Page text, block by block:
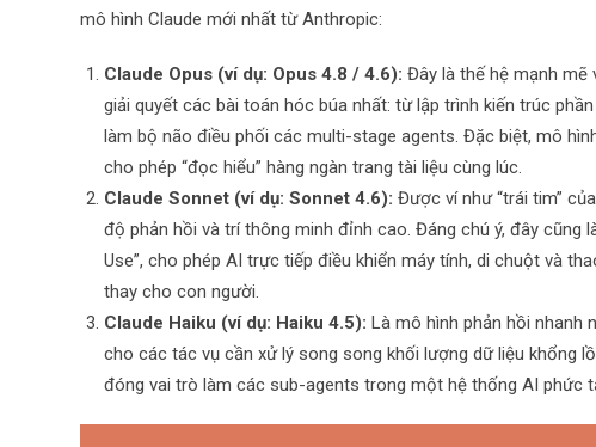
mô hình Claude mới nhất từ Anthropic:
Claude Opus (ví dụ: Opus 4.8 / 4.6): Đây là thế hệ mạnh mẽ
giải quyết các bài toán hóc búa nhất: từ lập trình kiến trúc
làm bộ não điều phối các multi-stage agents. Đặc biệt, mô
cho phép “đọc hiểu” hàng ngàn trang tài liệu cùng lúc.
Claude Sonnet (ví dụ: Sonnet 4.6): Được ví như “trái tim”
độ phản hồi và trí thông minh đỉnh cao. Đáng chú ý, đây
Use”, cho phép AI trực tiếp điều khiển máy tính, di chuột và
thay cho con người.
Claude Haiku (ví dụ: Haiku 4.5): Là mô hình phản hồi nhanh
cho các tác vụ cần xử lý song song khối lượng dữ liệu khổng
đóng vai trò làm các sub-agents trong một hệ thống AI phức